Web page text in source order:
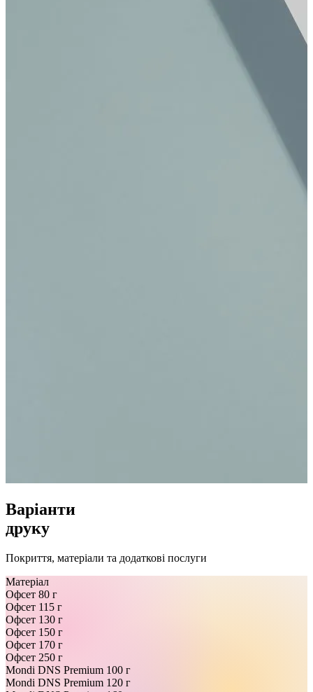
Варіанти
друку
Покриття, матеріали та додаткові послуги
Матеріал
Офсет 80 г
Офсет 115 г
Офсет 130 г
Офсет 150 г
Офсет 170 г
Офсет 250 г
Mondi DNS Premium 100 г
Mondi DNS Premium 120 г